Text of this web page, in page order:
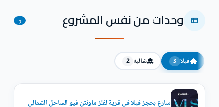
وحدات من نفس المشروع 5
فيلا 3 شاليه 2
سارع بحجز فيلا في قرية لفلز ماونتن فيو الساحل الشمالي